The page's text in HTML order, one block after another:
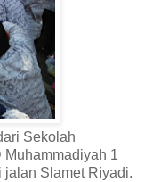
Sekolah
Muhammadiyah 1
Slamet Riyadi.